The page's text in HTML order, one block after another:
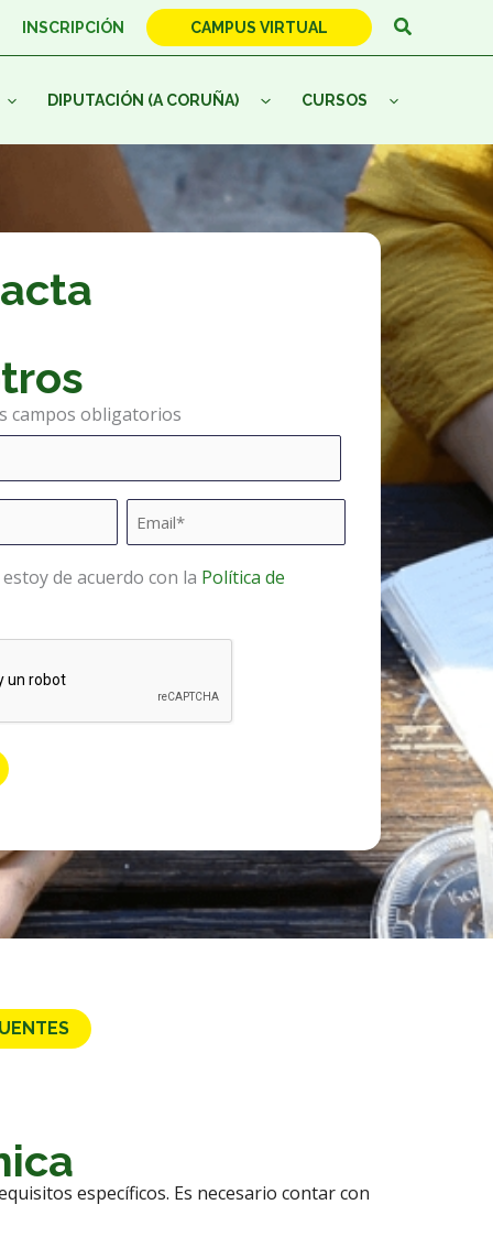
INSCRIPCIÓN CAMPUS VIRTUAL Buscar
DIPUTACIÓN (A CORUÑA) CURSOS
campos obligatorios
*
de acuerdo con la Política de
específicos. Es necesario contar con